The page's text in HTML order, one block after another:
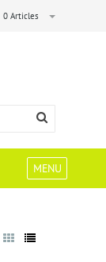
0 Articles
MENU